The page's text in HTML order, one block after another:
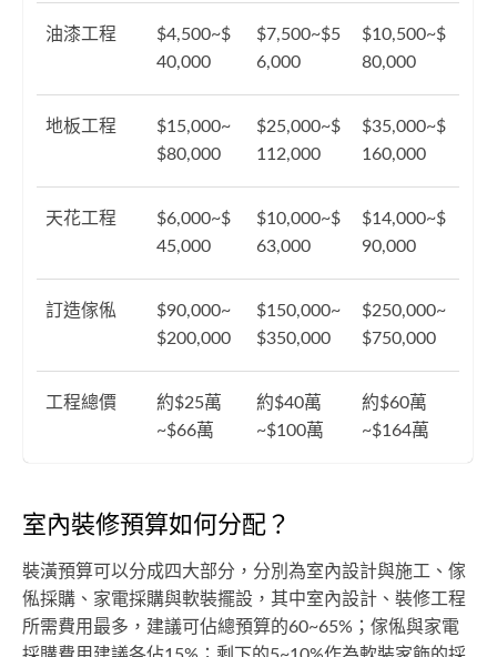
油漆工程
$4,500~$
40,000
$7,500~$5
6,000
$10,500~$
80,000
地板工程
$15,000~
$80,000
$25,000~$
112,000
$35,000~$
160,000
天花工程
$6,000~$
45,000
$10,000~$
63,000
$14,000~$
90,000
訂造傢俬
$90,000~
$200,000
$150,000~
$350,000
$250,000~
$750,000
工程總價
約$25萬
~$66萬
約$40萬
~$100萬
約$60萬
~$164萬
室內裝修預算如何分配？
裝潢預算可以分成四大部分，分別為室內設計與施工、傢
俬採購、家電採購與軟裝擺設，其中室內設計、裝修工程
所需費用最多，建議可佔總預算的60~65%；傢俬與家電